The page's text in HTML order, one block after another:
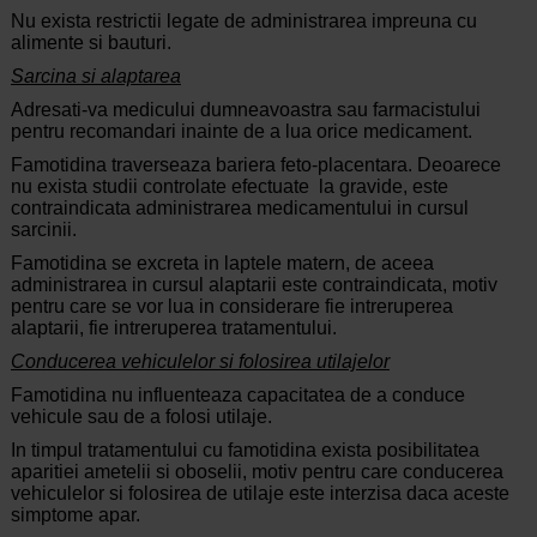
Nu exista restrictii legate de administrarea impreuna cu
alimente si bauturi.
Sarcina si alaptarea
Adresati-va medicului dumneavoastra sau farmacistului
pentru recomandari inainte de a lua orice medicament.
Famotidina traverseaza bariera feto-placentara. Deoarece
nu exista studii controlate efectuate la gravide, este
contraindicata administrarea medicamentului in cursul
sarcinii.
Famotidina se excreta in laptele matern, de aceea
administrarea in cursul alaptarii este contraindicata, motiv
pentru care se vor lua in considerare fie intreruperea
alaptarii, fie intreruperea tratamentului.
Conducerea vehiculelor si folosirea utilajelor
Famotidina nu influenteaza capacitatea de a conduce
vehicule sau de a folosi utilaje.
In timpul tratamentului cu famotidina exista posibilitatea
aparitiei ametelii si oboselii, motiv pentru care conducerea
vehiculelor si folosirea de utilaje este interzisa daca aceste
simptome apar.